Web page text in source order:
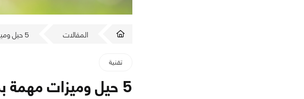
المقالات 5 حيل وميزات مهمة بمتصفح كروم لا يعرفها الكثير من مستخدمي الأندرويد
تقنية
5 حيل وميزات مهمة بمتصفح كروم لا يعرفها الكثير من مستخدمي الأندرويد